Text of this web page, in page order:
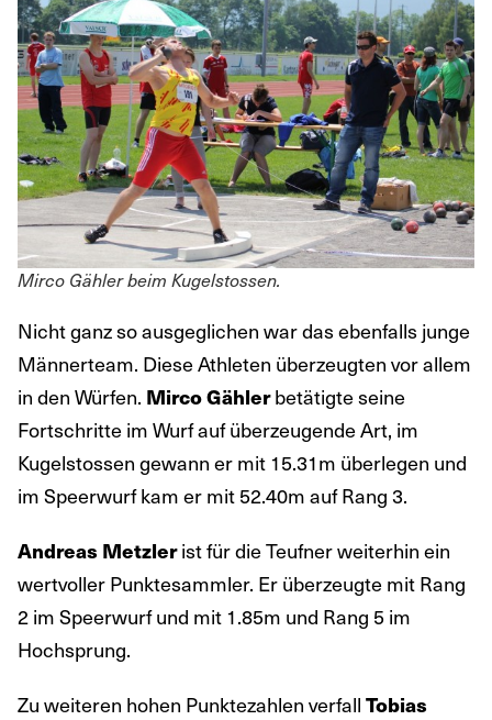
Mirco Gähler beim Kugelstossen.
Nicht ganz so ausgeglichen war das ebenfalls junge
Männerteam. Diese Athleten überzeugten vor allem
in den Würfen. Mirco Gählerbetätigte seine
Fortschritte im Wurf auf überzeugende Art, im
Kugelstossen gewann er mit 15.31m überlegen und
im Speerwurf kam er mit 52.40m auf Rang 3.
Andreas Metzlerist für die Teufner weiterhin ein
wertvoller Punktesammler. Er überzeugte mit Rang
2 im Speerwurf und mit 1.85m und Rang 5 im
Hochsprung.
Zu weiteren hohen Punktezahlen verfall Tobias